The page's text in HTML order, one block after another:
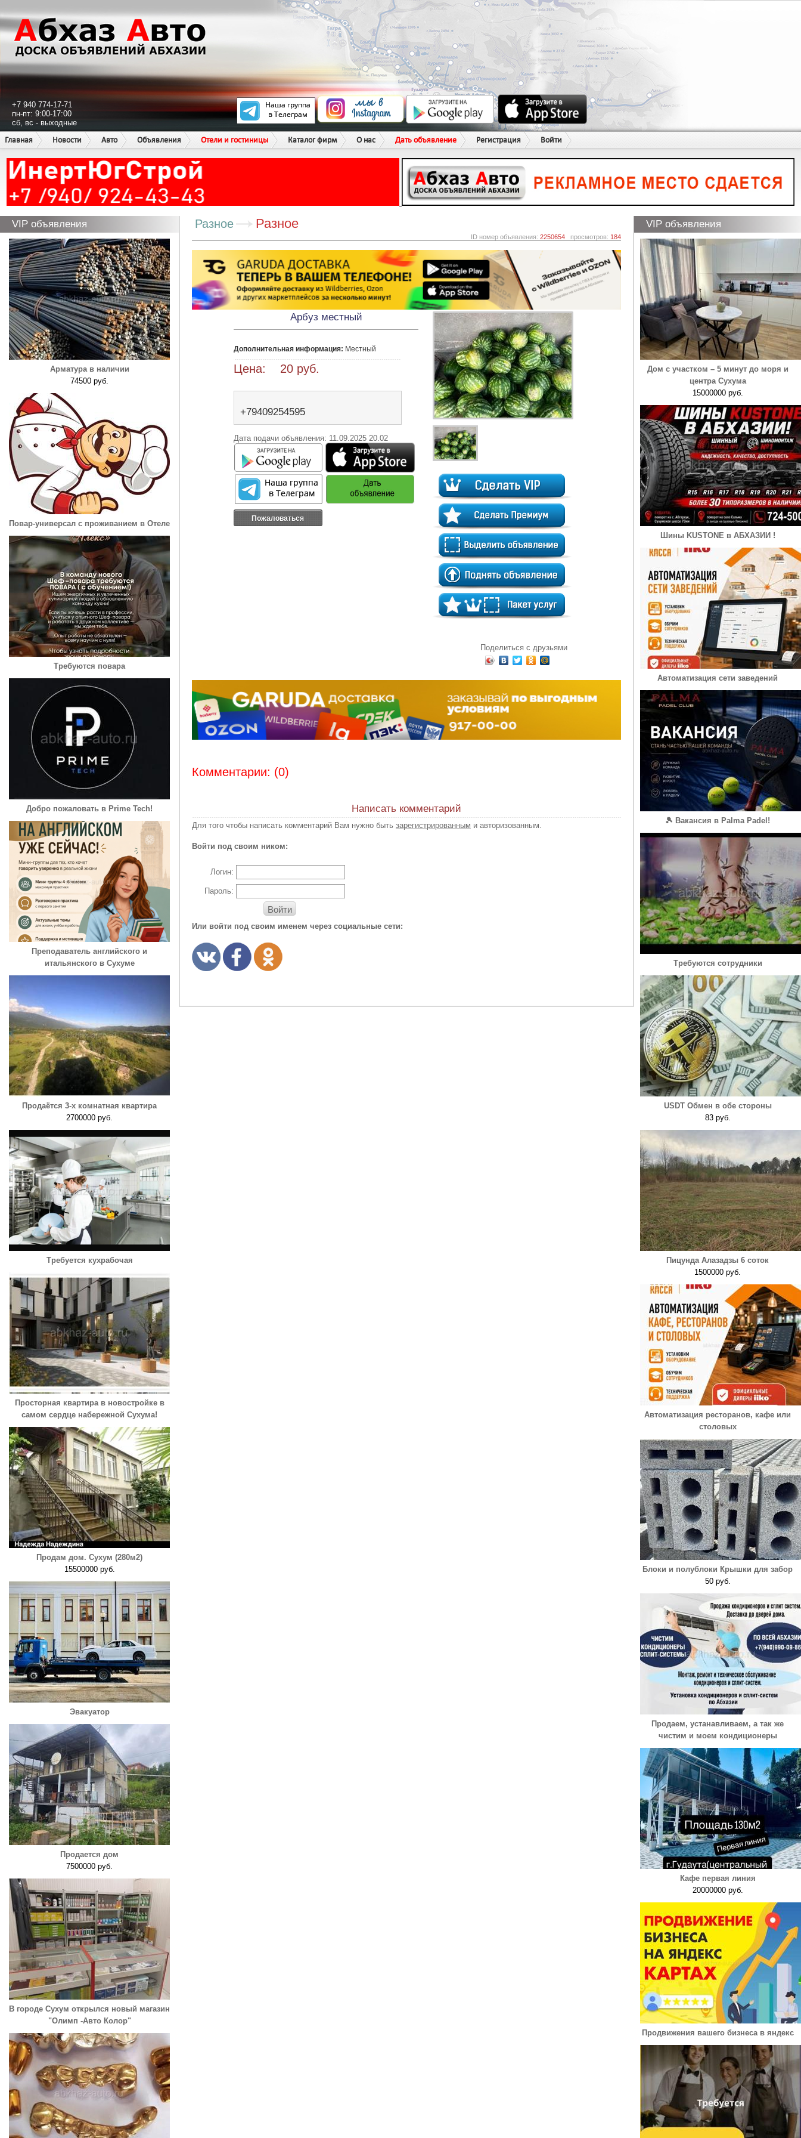
+7 940 774-17-71
пн-пт: 9:00-17:00
сб, вс - выходные
Главная
Новости Авто Объявления Отели и гостиницы Каталог фирм О нас Дать объявление Регистрация Войти
VIP объявления
Арматура в наличии
74500 руб.
Повар-универсал с проживанием в Отеле
Требуются повара
Добро пожаловать в Prime Tech!
Преподаватель английского и
итальянского в Сухуме
Продаётся 3-х комнатная квартира
2700000 руб.
Требуется кухрабочая
Просторная квартира в новостройке в
самом сердце набережной Сухума!
Продам дом. Сухум (280м2)
15500000 руб.
Эвакуатор
Продается дом
7500000 руб.
В городе Сухум открылся новый магазин
"Олимп -Авто Колор"
Разное Разное
ID номер объявления: 2250654 просмотров: 184
Арбуз местный
Дополнительная информация: Местный
Цена: 20 руб.
+79409254595
Дата подачи объявления: 11.09.2025 20.02
Пожаловаться
Поделиться с друзьями
Комментарии: (0)
Написать комментарий
Для того чтобы написать комментарий Вам нужно быть зарегистрированным и авторизованным.
Войти под своим ником:
Логин:
Пароль:
Войти
Или войти под своим именем через социальные сети:
VIP объявления
Дом с участком – 5 минут до моря и
центра Сухума
15000000 руб.
Шины KUSTONE в АБХАЗИИ !
Автоматизация сети заведений
🎾 Вакансия в Palma Padel!
Требуются сотрудники
USDT Обмен в обе стороны
83 руб.
Пицунда Алазадзы 6 соток
1500000 руб.
Автоматизация ресторанов, кафе или
столовых
Блоки и полублоки Крышки для забор
50 руб.
Продаем, устанавливаем, а так же
чистим и моем кондиционеры
Кафе первая линия
20000000 руб.
Продвижения вашего бизнеса в яндекс